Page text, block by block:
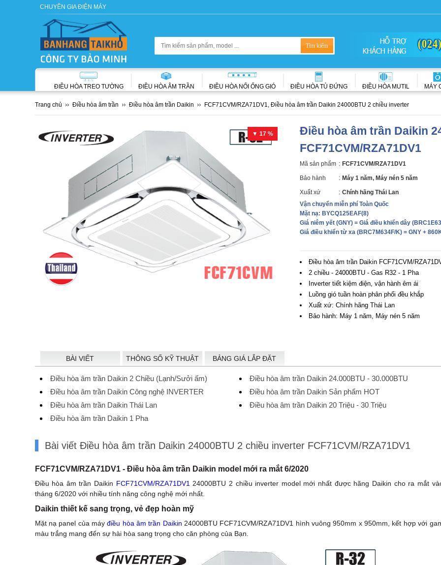
CHUYÊN GIA ĐIỆN MÁY
ĐIỀU HÒA TREO TƯỜNG ĐIỀU HÒA ÂM TRẦN ĐIỀU HÒA NỐI ỐNG GIÓ ĐIỀU HÒA TỦ ĐỨNG ĐIỀU HÒA MUTIL MÁY
Trang chủ Điều hòa âm trần Điều hòa âm trần Daikin FCF71CVM/RZA71DV1, Điều hòa âm trần Daikin 24000BTU 2 chiều inverter
▼ 17 %
Điều hòa âm trần Daikin
FCF71CVM/RZA71DV1
Mã sản phẩm : FCF71CVM/RZA71DV1
Bảo hành : Máy 1 năm, Máy nén 5 năm
Xuất xứ : Chính hãng Thái Lan
Vận chuyển miễn phí Toàn Quốc
Mặt nạ: BYCQ125EAF(8)
Giá niêm yết (GNY)= Giá điều khiển dây (BRC1E63
Giá điều khiển từ xa(BRC7M634F/K) = GNY +
Điều hòa âm trần Daikin FCF71CVM/
2 chiều - 24000BTU - Gas R32 - 1 Pha
Inverter tiết kiệm điện, vận hành êm ái
Luồng gió tuần hoàn phân phối đều khắp
Xuất xứ: Chính hãng Thái Lan
Bảo hành: Máy 1 năm, Máy nén 5 năm
BÀI VIẾT THÔNG SỐ KỸ THUẬT BẢNG GIÁ LẮP ĐẶT
Điều hòa âm trần Daikin 2 Chiều (Lạnh/Sưởi ấm)
Điều hòa âm trần Daikin 24.000BTU - 30.000BTU
Điều hòa âm trần Daikin Công nghệ INVERTER
Điều hòa âm trần Daikin Sản phẩm HOT
Điều hòa âm trần Daikin Thái Lan
Điều hòa âm trần Daikin 20 Triệu - 30 Triệu
Điều hòa âm trần Daikin 1 Pha
Bài viết Điều hòa âm trần Daikin 24000BTU 2 chiều inverter FCF71CVM/RZA71DV1
FCF71CVM/RZA71DV1 - Điều hòa âm trần Daikin model mới ra mắt 6/2020
Điều hòa âm trần Daikin FCF71CVM/RZA71DV1 24000BTU 2 chiều inverter model mới nhất được hãng Daikin cho ra mắt
tháng 6/2020 với nhiều tính năng công nghệ mới nhất.
Daikin thiết kế sang trọng, vẻ đẹp hoàn mỹ
Mặt nạ panel của máyđiều hòa âm trần Daikin 24000BTU FCF71CVM/RZA71DV1 hình vuông 950mm x 950mm, kết hợp với
màu trắng mang đến sự hài hòa sang trọng cho căn phòng của Bạn.